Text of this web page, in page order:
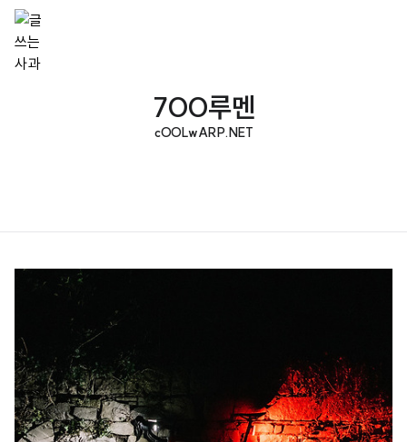
700루멘
cOOLwARP.NET